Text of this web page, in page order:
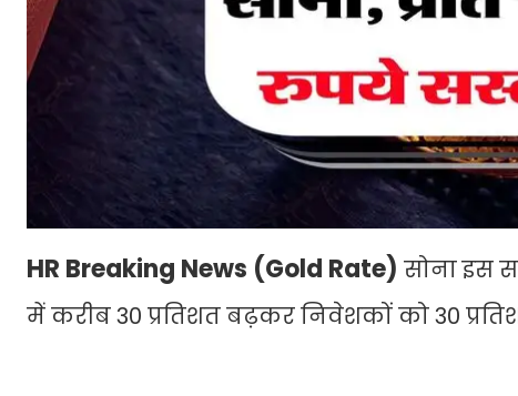
HR Breaking News (Gold Rate) सोना इस
में करीब 30 प्रतिशत बढ़कर निवेशकों को 30